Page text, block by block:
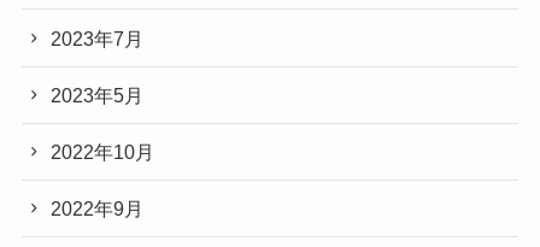
2023年7月
2023年5月
2022年10月
2022年9月